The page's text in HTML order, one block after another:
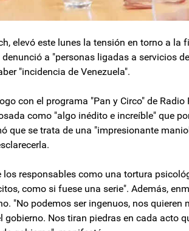
elevó este lunes la tensión en torno a la
a "personas ligadas a servicios
"incidencia de Venezuela".
con el programa "Pan y Circo" de
como "algo inédito e increíble" que
que se trata de una "impresionante
responsables como una tortura
como si fuese una serie". Además,
"No podemos ser ingenuos, nos quieren
gobierno. Nos tiran piedras en cada acto